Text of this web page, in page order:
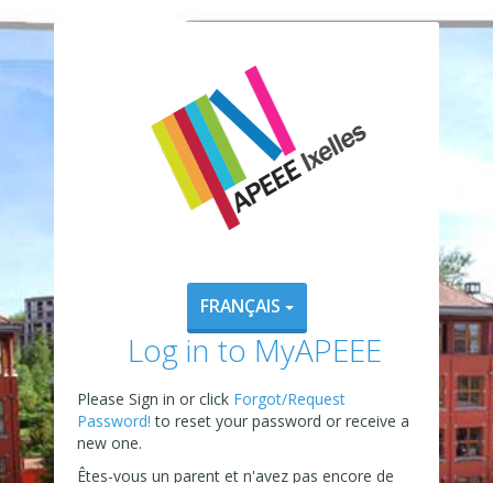
FRANÇAIS
Log in to MyAPEEE
Please Sign in or click Forgot/Request
Password!to reset your password or receive a
new one.
Êtes-vous un parent et n'avez pas encore de